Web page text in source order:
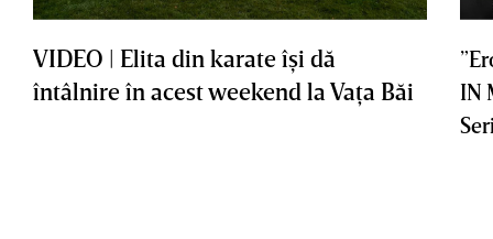
VIDEO | Elita din karate îşi dă
întâlnire în acest weekend la Vaţa Băi
IN